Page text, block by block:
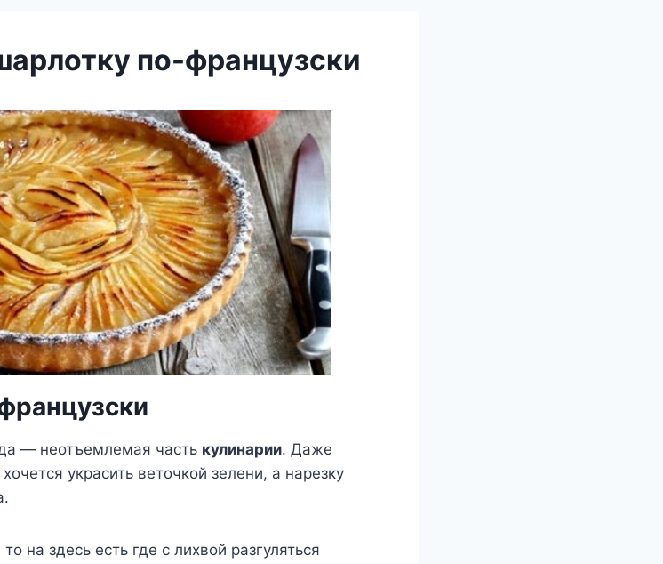
по-французски
— неотъемлемая часть кулинарии. Даже
украсить веточкой зелени, а нарезку
на здесь есть где с лихвой разгуляться